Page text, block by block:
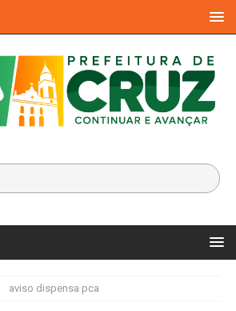
aviso dispensa pca